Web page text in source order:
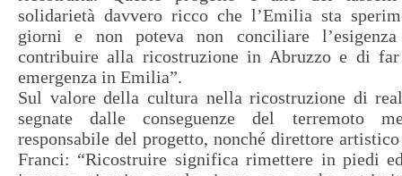
solidarietà davvero ricco che l’Emilia sta
giorni e non poteva non conciliare
contribuire alla ricostruzione in Abruzzo e di
emergenza in Emilia”.
Sul valore della cultura nella ricostruzione di
segnate dalle conseguenze del terremoto
responsabile del progetto, nonché direttore
Franci: “Ricostruire significa rimettere in piedi